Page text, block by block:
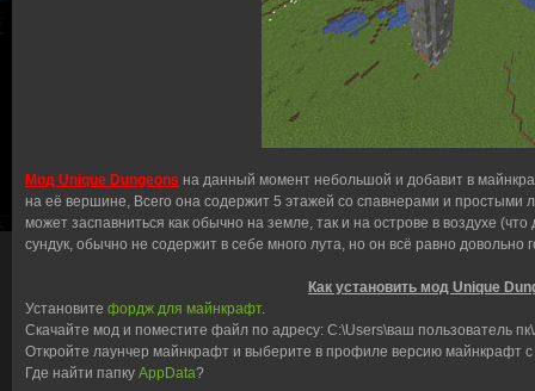
Мод Unique Dungeons на данный момент небольшой и добавит в
на её вершине, Всего она содержит 5 этажей со спавнерами и простыми
может заспавниться как обычно на земле, так и на острове в воздухе
сундук, обычно не содержит в себе много лута, но он всё равно довольно
Как установить мод Unique
Установите фордж для майнкрафт.
Скачайте мод и поместите файл по адресу: C:\Users\ваш пользователь
Откройте лаунчер майнкрафт и выберите в профиле версию майнкрафт
Где найти папку AppData?